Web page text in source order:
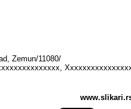
Zemun/11080/